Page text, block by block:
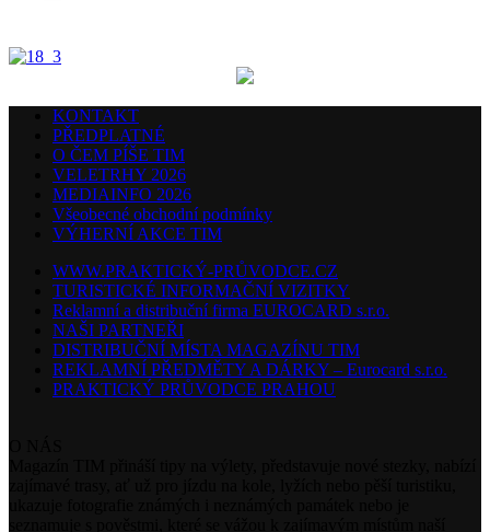
KONTAKT
PŘEDPLATNÉ
O ČEM PÍŠE TIM
VELETRHY 2026
MEDIAINFO 2026
Všeobecné obchodní podmínky
VÝHERNÍ AKCE TIM
WWW.PRAKTICKÝ-PRŮVODCE.CZ
TURISTICKÉ INFORMAČNÍ VIZITKY
Reklamní a distribuční firma EUROCARD s.r.o.
NAŠI PARTNEŘI
DISTRIBUČNÍ MÍSTA MAGAZÍNU TIM
REKLAMNÍ PŘEDMĚTY A DÁRKY – Eurocard s.r.o.
PRAKTICKÝ PRŮVODCE PRAHOU